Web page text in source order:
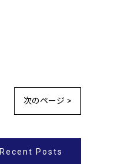
次のページ >
Recent Posts